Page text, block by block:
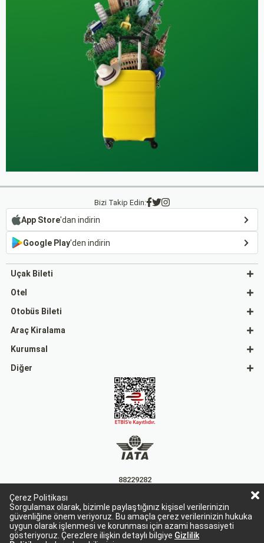
Çerez Politikası
Sorgulamax olarak, bizimle paylaştığınız kişisel verilerinizin
güvenliğine önem veriyoruz. Bu amaçla çerez verilerinizin hukuka
uygun olarak işlenmesi ve korunması için azami hassasiyeti
gösteriyoruz. Çerezlere ilişkin detaylı bilgiye Gizlilik
Bizi Takip Edin:
App Store'dan indirin
Google Play'den indirin
Uçak Bileti
Otel
Otobüs Bileti
Araç Kiralama
Kurumsal
Diğer
88229282
15863